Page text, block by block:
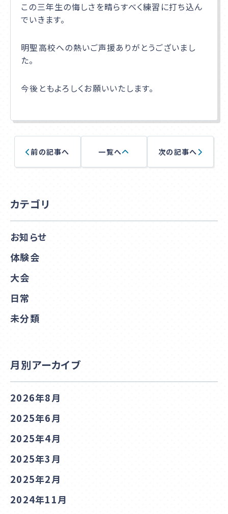
中野キャンパス
この三年生の悔しさを晴らすべく練習に打ち込ん
でいきます。
明聖高校への熱いご声援ありがとうございまし
た。
今後ともよろしくお願いいたします。
前の記事へ 一覧へ 次の記事へ
カテゴリ
お知らせ
体験会
大会
日常
未分類
月別アーカイブ
2026年8月
2025年6月
2025年4月
2025年3月
2025年2月
2024年11月